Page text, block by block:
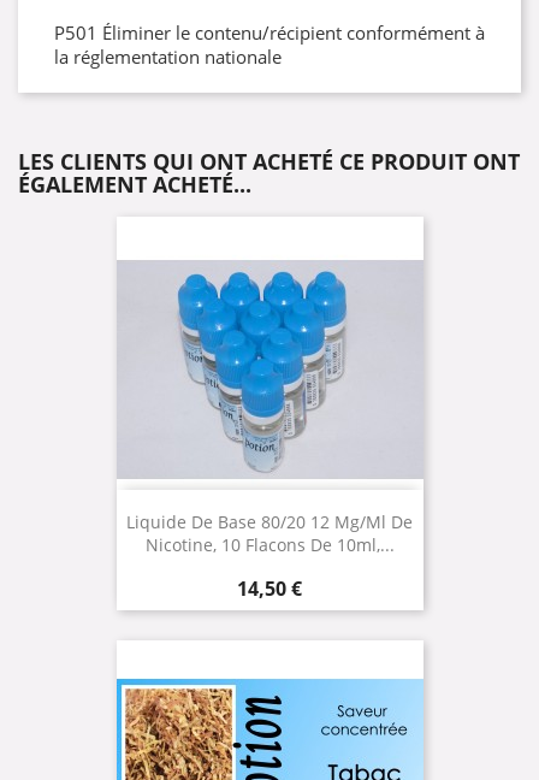
P501 Éliminer le contenu/récipient conformément à
la réglementation nationale
LES CLIENTS QUI ONT ACHETÉ CE PRODUIT ONT
ÉGALEMENT ACHETÉ...
Liquide De Base 80/20 12 Mg/ml De
Nicotine, 10 Flacons De 10ml,...
Prix
14,50 €